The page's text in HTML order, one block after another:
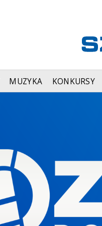
MUZYKA KONKURSY